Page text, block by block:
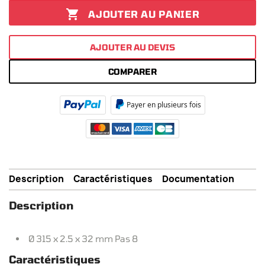
 AJOUTER AU PANIER
AJOUTER AU DEVIS
COMPARER
Payer en plusieurs fois
Description Caractéristiques Documentation
Description
Ø 315 x 2.5 x 32 mm Pas 8
Caractéristiques